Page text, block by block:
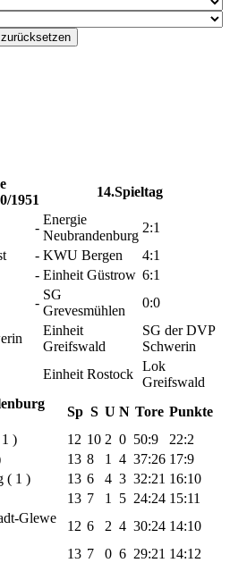
1951
14.Spieltag
-
Energie
Neubrandenburg
2:1
- KWU Bergen
4:1
- Einheit Güstrow 6:1
-
SG
Grevesmühlen
0:0
Einheit
Greifswald
SG der DVP
Schwerin
Einheit Rostock
Lok
Greifswald
Sp S U N Tore Punkte
) 12 10 2 0 50:9
22:2
13 8 1 4 37:26 17:9
( 1 ) 13 6 4 3 32:21 16:10
13 7 1 5 24:24 15:11
Glewe
12 6 2 4 30:24 14:10
13 7 0 6 29:21 14:12